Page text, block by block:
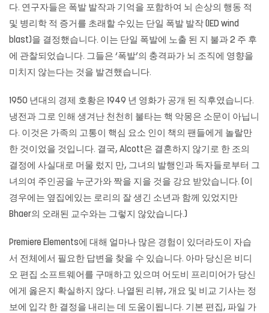
다. 연구자들은 폭발 발작과 기억을 포함하여 뇌 손상의 행동 적
및 병리학 적 증거를 초래할 수있는 단일 폭발 발작 (IED wind
blast)을 결정했습니다. 이는 단일 폭발에 노출 된 지 불과 2 주 후
에 관찰되었습니다. 그들은 ‘폭발’의 충격파가 뇌 조직에 영향을
미치지 않는다는 것을 발견했습니다.
1950 년대의 경제 호황은 1949 년 영화가 공개 된 직후였습니다.
냉전과 그로 인해 생겨난 천천히 불타는 핵 악몽은 소문이 아닙니
다. 이것은 가족의 고통이 핵심 요소 인이 책의 팬들에게 놀랄만
한 것이었을 것입니다. 결국, Alcott은 결혼하지 않기로 한 조의
결정에 사실대로 머물 렀지 만, 그녀의 발행인과 독자들로부터 그
녀의여 주인공을 누군가와 짝을 지을 것을 강요 받았습니다. (이
경우에는 옆집에있는 로리의 잘 생긴 소년과 함께 있었지만
Bhaer의 오래된 교수와는 그렇지 않았습니다.)
Premiere Elements에 대해 얼마나 많은 경험이 있더라도이 자습
서 전체에서 필요한 답변을 찾을 수 있습니다. 아마 당신은 비디
오 편집 소프트웨어를 구매하고 있으며 어도비 프리미어가 당신
에게 옳은지 확실하지 않다. 나열된 리뷰, 개요 및 비교 기사는 정
보에 입각 한 결정을 내리는 데 도움이됩니다. 기본 편집, 파일 가